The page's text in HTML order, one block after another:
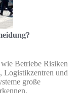
Betriebe Risiken
Logistikzentren und
große